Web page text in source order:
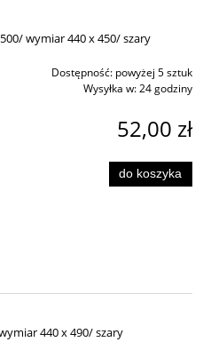
500/ wymiar 440 x 450/ szary
Dostępność: powyżej 5 sztuk
Wysyłka w:24 godziny
52,00 zł
do koszyka
440 x 490/ szary